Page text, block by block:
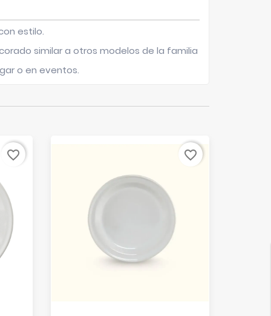
estilo.
similar a otros modelos de la familia
o en eventos.
favorite_border favorite_border